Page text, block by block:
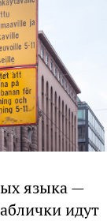
языка —
идут